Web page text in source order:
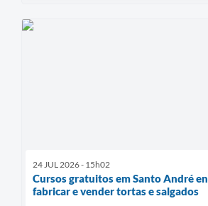
24 JUL 2026 - 15h02
Cursos gratuitos em Santo André
fabricar e vender tortas e salgados